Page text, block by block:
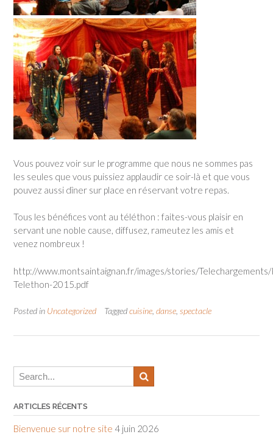
Vous pouvez voir sur le programme que nous ne sommes pas
les seules que vous puissiez applaudir ce soir-là et que vous
pouvez aussi dîner sur place en réservant votre repas.
Tous les bénéfices vont au téléthon : faites-vous plaisir en
servant une noble cause, diffusez, rameutez les amis et
venez nombreux !
http://www.montsaintaignan.fr/images/stories/Telechargements/
Telethon-2015.pdf
Posted in Uncategorized Taggedcuisine danse spectacle
ARTICLES RÉCENTS
Bienvenue sur notre site 4 juin 2026